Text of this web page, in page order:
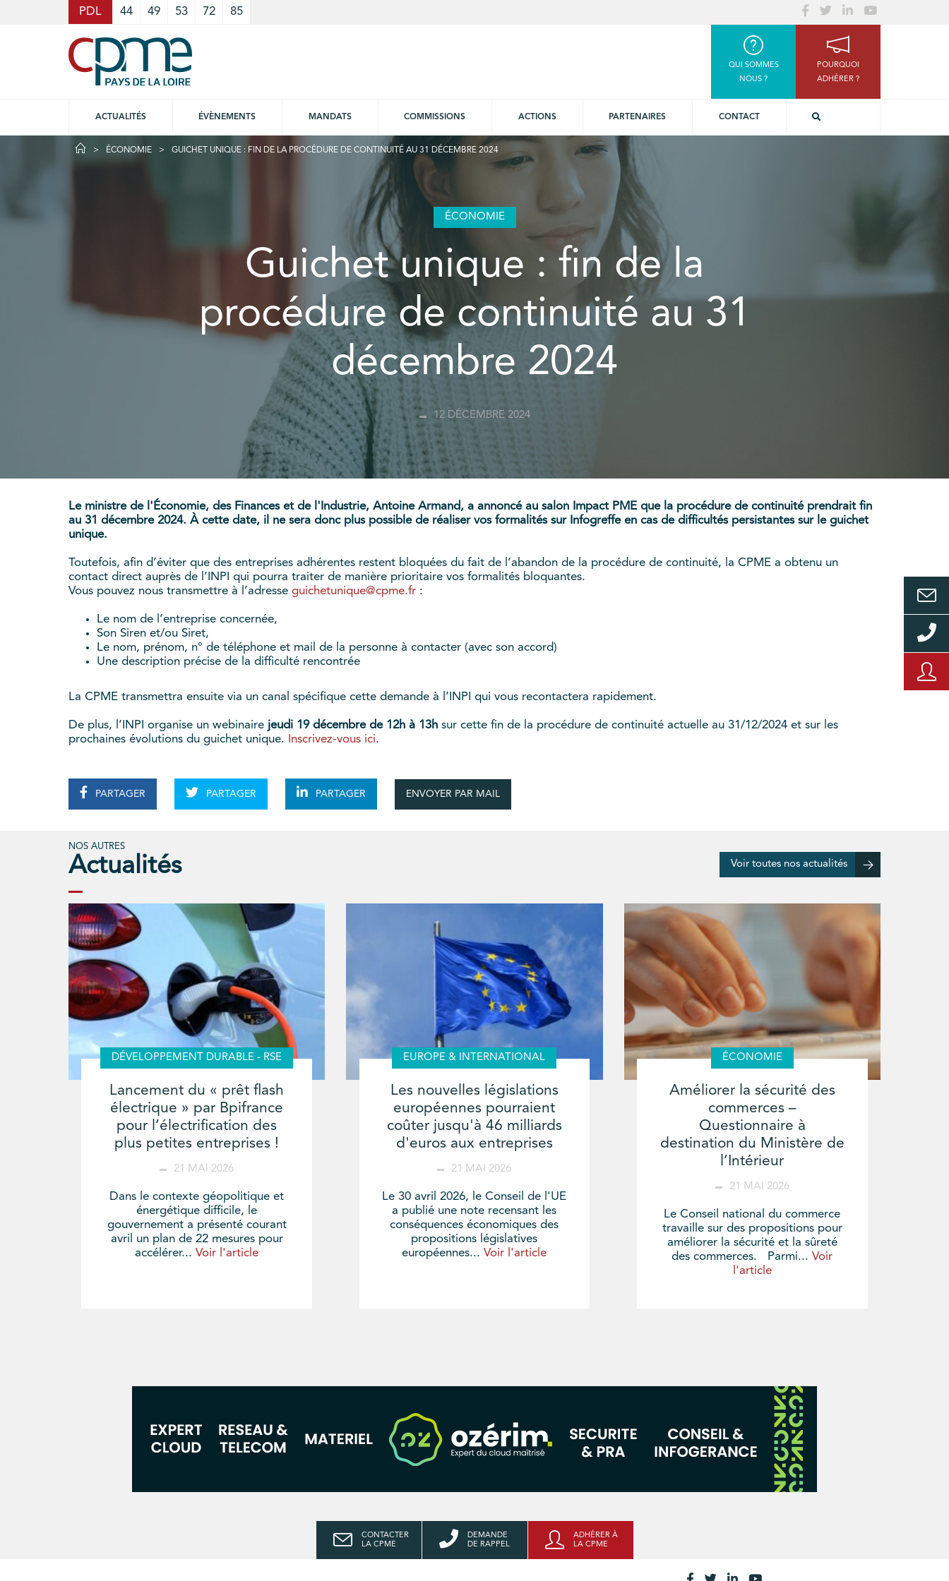
PDL 44 49 53 72 85
QUI SOMMES
NOUS ?
POURQUOI
ADHÉRER ?
ACTUALITÉS ÉVÈNEMENTS MANDATS COMMISSIONS ACTIONS PARTENAIRES CONTACT
ÉCONOMIE GUICHET UNIQUE : FIN DE LA PROCÉDURE DE CONTINUITÉ AU 31 DÉCEMBRE 2024
ÉCONOMIE
Guichet unique : fin de la
procédure de continuité au 31
décembre 2024
12 DÉCEMBRE 2024
Le ministre de l'Économie, des Finances et de l'Industrie, Antoine Armand, a annoncé au salon Impact PME que la procédure de continuité prendrait fin
au 31 décembre 2024. À cette date, il ne sera donc plus possible de réaliser vos formalités sur Infogreffe en cas de difficultés persistantes sur le guichet
unique.
Toutefois, afin d’éviter que des entreprises adhérentes restent bloquées du fait de l’abandon de la procédure de continuité, la CPME a obtenu un
contact direct auprès de l’INPI qui pourra traiter de manière prioritaire vos formalités bloquantes.
Vous pouvez nous transmettre à l’adresse guichetunique@cpme.fr :
Le nom de l’entreprise concernée,
Son Siren et/ou Siret,
Le nom, prénom, n° de téléphone et mail de la personne à contacter (avec son accord)
Une description précise de la difficulté rencontrée
La CPME transmettra ensuite via un canal spécifique cette demande à l’INPI qui vous recontactera rapidement.
De plus, l’INPI organise un webinaire jeudi 19 décembre de 12h à 13h sur cette fin de la procédure de continuité actuelle au 31/12/2024 et sur les
prochaines évolutions du guichet unique. Inscrivez-vous ici.
PARTAGER PARTAGER PARTAGER ENVOYER PAR MAIL
NOS AUTRES
Actualités Voir toutes nos actualités
DÉVELOPPEMENT DURABLE - RSE
Lancement du « prêt flash
électrique » par Bpifrance
pour l’électrification des
plus petites entreprises !
21 MAI 2026
Dans le contexte géopolitique et
énergétique difficile, le
gouvernement a présenté courant
avril un plan de 22 mesures pour
accélérer...Voir l'article
EUROPE & INTERNATIONAL
Les nouvelles législations
européennes pourraient
coûter jusqu'à 46 milliards
d'euros aux entreprises
21 MAI 2026
Le 30 avril 2026, le Conseil de l'UE
a publié une note recensant les
conséquences économiques des
propositions législatives
européennes...Voir l'article
ÉCONOMIE
Améliorer la sécurité des
commerces –
Questionnaire à
destination du Ministère de
l’Intérieur
21 MAI 2026
Le Conseil national du commerce
travaille sur des propositions pour
améliorer la sécurité et la sûreté
des commerces. Parmi...Voir
l'article
CONTACTER
LA CPME
DEMANDE
DE RAPPEL
ADHÉRER À
LA CPME
Cookies management panel